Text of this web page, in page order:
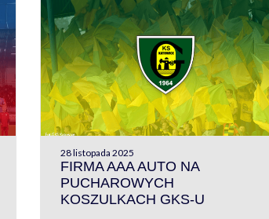
28 listopada 2025
FIRMA AAA AUTO NA
PUCHAROWYCH
KOSZULKACH GKS-U